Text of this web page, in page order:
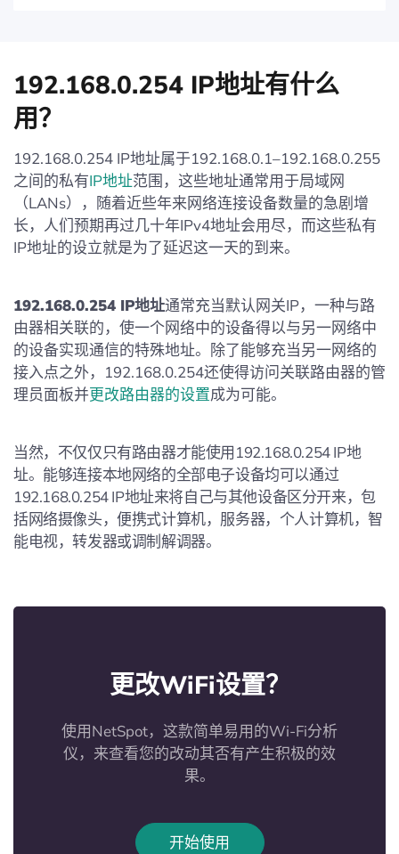
192.168.0.254 IP地址有什么
用？
192.168.0.254 IP地址属于192.168.0.1–192.168.0.255
之间的私有IP地址范围，这些地址通常用于局域网
（LANs），随着近些年来网络连接设备数量的急剧增
长，人们预期再过几十年IPv4地址会用尽，而这些私有
IP地址的设立就是为了延迟这一天的到来。
192.168.0.254 IP地址通常充当默认网关IP，一种与路
由器相关联的，使一个网络中的设备得以与另一网络中
的设备实现通信的特殊地址。除了能够充当另一网络的
接入点之外，192.168.0.254还使得访问关联路由器的管
理员面板并更改路由器的设置成为可能。
当然，不仅仅只有路由器才能使用192.168.0.254 IP地
址。能够连接本地网络的全部电子设备均可以通过
192.168.0.254 IP地址来将自己与其他设备区分开来，包
括网络摄像头，便携式计算机，服务器，个人计算机，智
能电视，转发器或调制解调器。
更改WiFi设置？
使用NetSpot，这款简单易用的Wi-Fi分析
仪，来查看您的改动其否有产生积极的效
果。
开始使用